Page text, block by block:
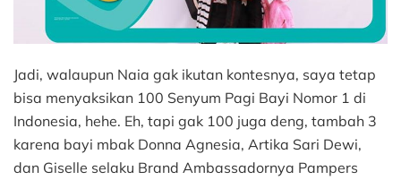
Jadi, walaupun Naia gak ikutan kontesnya, saya tetap
bisa menyaksikan 100 Senyum Pagi Bayi Nomor 1 di
Indonesia, hehe. Eh, tapi gak 100 juga deng, tambah 3
karena bayi mbak Donna Agnesia, Artika Sari Dewi,
dan Giselle selaku Brand Ambassadornya Pampers